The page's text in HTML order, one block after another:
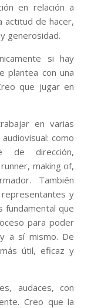
en relación a
actitud de hacer,
generosidad.
si hay
plantea con una
que jugar en
en varias
como
de dirección,
making of,
También
y
fundamental que
para poder
a sí mismo. De
útil, eficaz y
audaces, con
Creo que la